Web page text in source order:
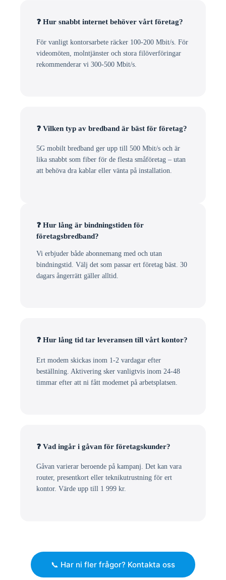
❓ Hur snabbt internet behöver vårt företag?
För vanligt kontorsarbete räcker 100-200 Mbit/s. För
videomöten, molntjänster och stora filöverföringar
rekommenderar vi 300-500 Mbit/s.
❓ Vilken typ av bredband är bäst för företag?
5G mobilt bredband ger upp till 500 Mbit/s och är
lika snabbt som fiber för de flesta småföretag – utan
att behöva dra kablar eller vänta på installation.
❓ Hur lång är bindningstiden för
företagsbredband?
Vi erbjuder både abonnemang med och utan
bindningstid. Välj det som passar ert företag bäst. 30
dagars ångerrätt gäller alltid.
❓ Hur lång tid tar leveransen till vårt kontor?
Ert modem skickas inom 1-2 vardagar efter
beställning. Aktivering sker vanligtvis inom 24-48
timmar efter att ni fått modemet på arbetsplatsen.
❓ Vad ingår i gåvan för företagskunder?
Gåvan varierar beroende på kampanj. Det kan vara
router, presentkort eller teknikutrustning för ert
kontor. Värde upp till 1 999 kr.
📞 Har ni fler frågor? Kontakta oss